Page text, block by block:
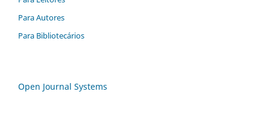
Para Autores
Para Bibliotecários
Open Journal Systems